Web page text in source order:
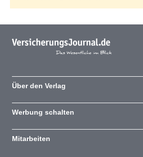
Über den Verlag
Werbung schalten
Mitarbeiten